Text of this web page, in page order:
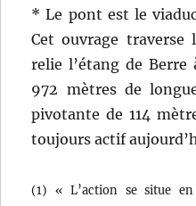
* Le pont est le
Cet ouvrage traverse
relie l’étang de
972 mètres de
pivotante de 114
toujours actif
(1) « L’action se situe